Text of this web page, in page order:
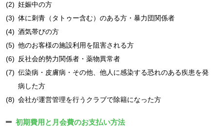
(2) 妊娠中の方
(3) 体に刺青（タトゥー含む）のある方・暴力団関係者
(4) 酒気帯びの方
(5) 他のお客様の施設利用を阻害される方
(6) 反社会的勢力関係者・薬物異常者
(7) 伝染病・皮膚病・その他、他人に感染する恐れのある疾患を発
病した方
(8) 会社が運営管理を行うクラブで除籍になった方
初期費用と月会費のお支払い方法